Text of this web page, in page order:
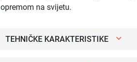
opremom na svijetu.
TEHNIČKE KARAKTERISTIKE